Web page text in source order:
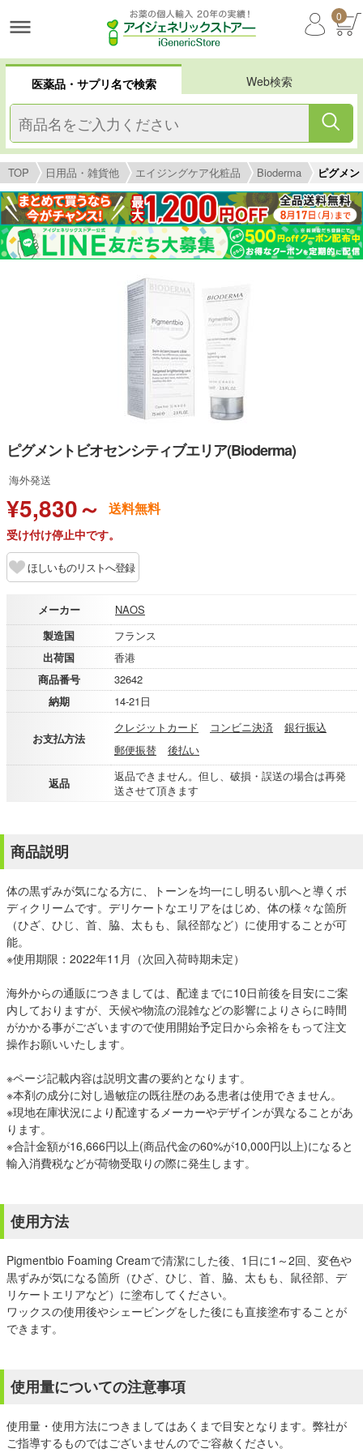
0
医薬品・サプリ名で検索 Web検索
TOP 日用品・雑貨他 エイジングケア化粧品 Bioderma ピグメ
ピグメントビオセンシティブエリア(Bioderma)
海外発送
¥5,830～ 送料無料
受け付け停止中です。
ほしいものリストへ登録
メーカー
NAOS
製造国
フランス
出荷国
香港
商品番号
32642
納期
14-21日
お支払方法
クレジットカード コンビニ決済
銀行振込
郵便振替
後払い
返品
返品できません。但し、破損・誤送の場合は再発
送させて頂きます
商品説明
体の黒ずみが気になる方に、トーンを均一にし明るい肌へと導くボ
ディクリームです。デリケートなエリアをはじめ、体の様々な箇所
（ひざ、ひじ、首、脇、太もも、鼠径部など）に使用することが可
能。
※使用期限：2022年11月（次回入荷時期未定）
海外からの通販につきましては、配達までに10日前後を目安にご案
内しておりますが、天候や物流の混雑などの影響によりさらに時間
がかかる事がございますので使用開始予定日から余裕をもって注文
操作お願いいたします。
※ページ記載内容は説明文書の要約となります。
※本剤の成分に対し過敏症の既往歴のある患者は使用できません。
※現地在庫状況により配達するメーカーやデザインが異なることがあ
ります。
※合計金額が16,666円以上(商品代金の60%が10,000円以上)になると
輸入消費税などが荷物受取りの際に発生します。
使用方法
Pigmentbio Foaming Creamで清潔にした後、1日に1～2回、変色や
黒ずみが気になる箇所（ひざ、ひじ、首、脇、太もも、鼠径部、デ
リケートエリアなど）に塗布してください。
ワックスの使用後やシェービングをした後にも直接塗布することが
できます。
使用量についての注意事項
使用量・使用方法につきましてはあくまで目安となります。弊社が
ご指導するものではございませんのでご容赦ください。